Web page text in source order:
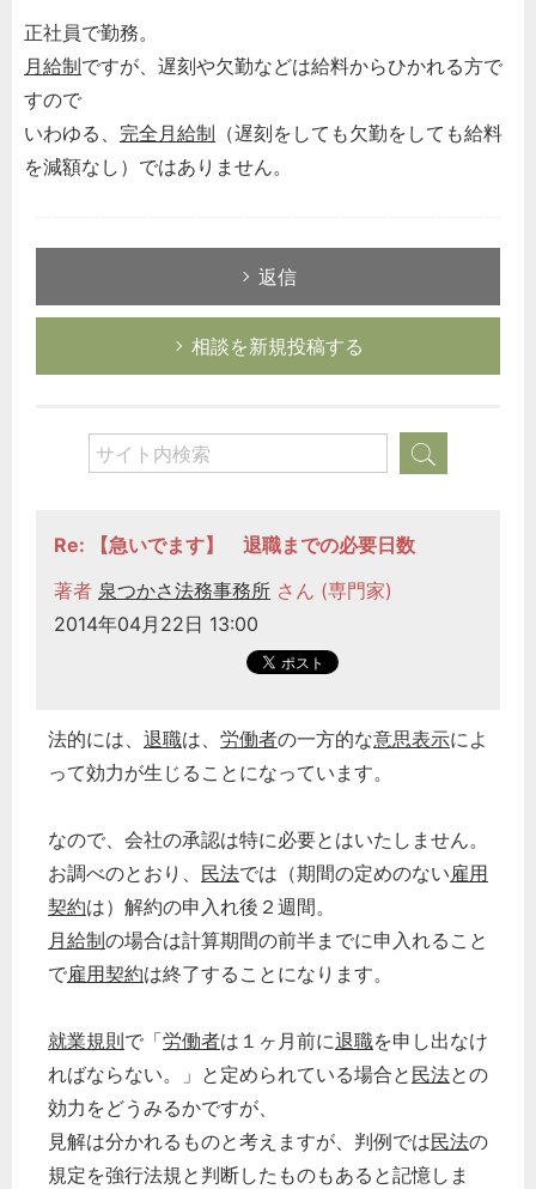
正社員で勤務。
月給制ですが、遅刻や欠勤などは給料からひかれる方で
すので
いわゆる、 完全月給制 （遅刻をしても欠勤をしても給料
を減額なし）ではありません。
返信
相談を新規投稿する
Re: 【急いでます】 退職までの必要日数
著者 泉つかさ法務事務所 さん (専門家)
2014年04月22日 13:00
法的には、 退職は、 労働者の一方的な意思表示によ
って効力が生じることになっています。
なので、会社の承認は特に必要とはいたしません。
お調べのとおり、 民法では（期間の定めのない雇用
契約は）解約の申入れ後２週間。
月給制の場合は計算期間の前半までに申入れること
で雇用契約は終了することになります。
就業規則で「労働者は１ヶ月前に退職を申し出なけ
ればならない。」と定められている場合と 民法との
効力をどうみるかですが、
見解は分かれるものと考えますが、判例では民法の
規定を強行法規と判断したものもあると記憶しま